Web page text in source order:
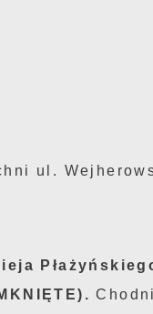
ul.